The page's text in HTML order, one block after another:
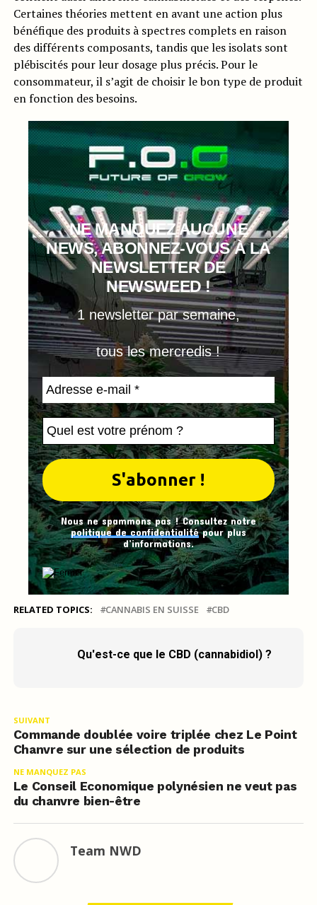
Certaines théories mettent en avant une action plus
bénéfique des produits à spectres complets en raison
des différents composants, tandis que les isolats sont
plébiscités pour leur dosage plus précis. Pour le
consommateur, il s’agit de choisir le bon type de produit
en fonction des besoins.
NE MANQUEZ AUCUNE
NEWS, ABONNEZ-VOUS À LA
NEWSLETTER DE
NEWSWEED !
1 newsletter par semaine,
tous les mercredis !
Nous ne spammons pas ! Consultez notre
politique de confidentialitépour plus
d’informations.
RELATED TOPICS: CANNABIS EN SUISSE CBD
Qu'est-ce que le CBD (cannabidiol) ?
SUIVANT
Commande doublée voire triplée chez Le Point
Chanvre sur une sélection de produits
NE MANQUEZ PAS
Le Conseil Economique polynésien ne veut pas
du chanvre bien-être
Team NWD